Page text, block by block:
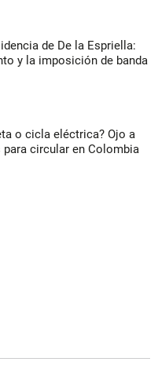
de De la Espriella:
y la imposición de banda
o cicla eléctrica? Ojo a
para circular en Colombia